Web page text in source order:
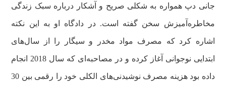
جانی دپ همواره به شکلی صریح و آشکار درباره سبک زندگی
مخاطره‌آمیزش سخن گفته است. در دادگاه او به این نکته
اشاره کرد که مصرف مواد مخدر و سیگار را از سال‌های
ابتدایی نوجوانی آغاز کرده و در مصاحبه‌ای که سال 2018 انجام
داده بود هزینه مصرف نوشیدنی‌های الکلی خود را رقمی بین 30